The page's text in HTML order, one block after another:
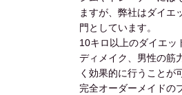
ますが、弊社はダイエ
門としています。
10キロ以上のダイエッ
ディメイク、男性の筋
く効果的に行うことが
完全オーダーメイドの